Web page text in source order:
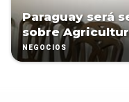
Paraguay será
sobre
NEGOCIOS